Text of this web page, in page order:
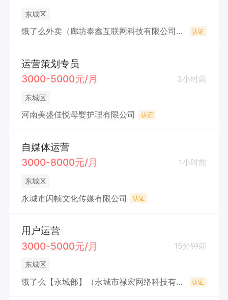
东城区
饿了么外卖（廊坊泰鑫互联网科技有限公司永城分公司） 认证
运营策划专员
3000-5000元/月
3小时前
东城区
河南美盛佳悦母婴护理有限公司 认证
自媒体运营
3000-8000元/月
1小时前
东城区
永城市闪帧文化传媒有限公司 认证
用户运营
3000-5000元/月
15分钟前
东城区
饿了么【永城部】（永城市禄宏网络科技有限公司） 认证